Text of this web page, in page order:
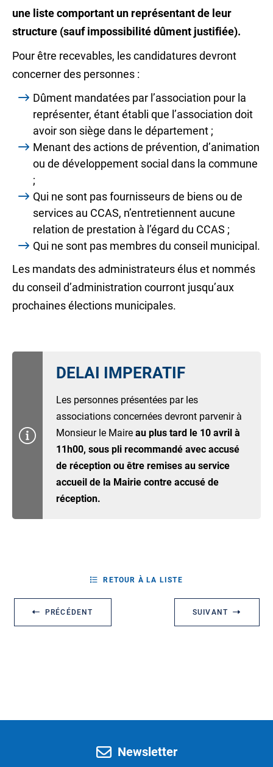
une liste comportant un représentant de leur
structure (sauf impossibilité dûment justifiée).
Pour être recevables, les candidatures devront
concerner des personnes :
Dûment mandatées par l’association pour la
représenter, étant établi que l’association doit
avoir son siège dans le département ;
Menant des actions de prévention, d’animation
ou de développement social dans la commune
;
Qui ne sont pas fournisseurs de biens ou de
services au CCAS, n’entretiennent aucune
relation de prestation à l’égard du CCAS ;
Qui ne sont pas membres du conseil municipal.
Les mandats des administrateurs élus et nommés
du conseil d’administration courront jusqu’aux
prochaines élections municipales.
DELAI IMPERATIF
Les personnes présentées par les
associations concernées devront parvenir à
Monsieur le Maire au plus tard le 10 avril à
11h00, sous pli recommandé avec accusé
de réception ou être remises au service
accueil de la Mairie contre accusé de
réception.
PRÉCÉDENT
RETOUR À LA LISTE
SUIVANT
Newsletter